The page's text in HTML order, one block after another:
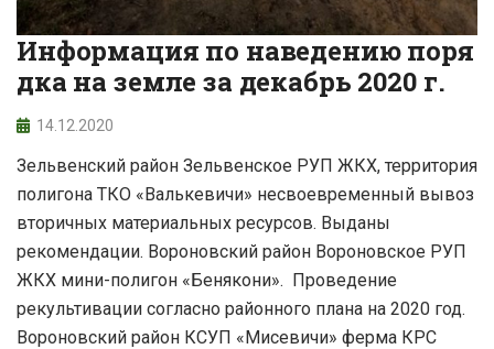
Информация по наведению поря
дка на земле за декабрь 2020 г.
14.12.2020
Зельвенский район Зельвенское РУП ЖКХ, территория
полигона ТКО «Валькевичи» несвоевременный вывоз
вторичных материальных ресурсов. Выданы
рекомендации. Вороновский район Вороновское РУП
ЖКХ мини-полигон «Бенякони». Проведение
рекультивации согласно районного плана на 2020 год.
Вороновский район КСУП «Мисевичи» ферма КРС